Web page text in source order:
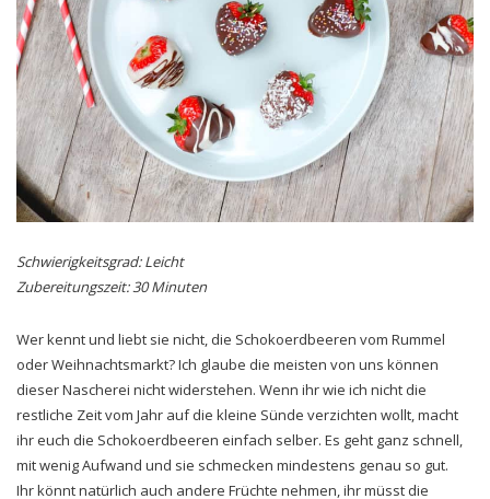
Schwierigkeitsgrad: Leicht
Zubereitungszeit: 30 Minuten
Wer kennt und liebt sie nicht, die Schokoerdbeeren vom Rummel
oder Weihnachtsmarkt? Ich glaube die meisten von uns können
dieser Nascherei nicht widerstehen. Wenn ihr wie ich nicht die
restliche Zeit vom Jahr auf die kleine Sünde verzichten wollt, macht
ihr euch die Schokoerdbeeren einfach selber. Es geht ganz schnell,
mit wenig Aufwand und sie schmecken mindestens genau so gut.
Ihr könnt natürlich auch andere Früchte nehmen, ihr müsst die